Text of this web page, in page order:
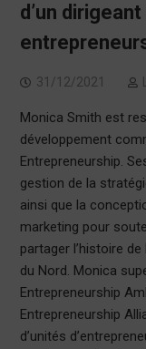
d’un
31/12/2021
Monica Smith est
développement
Entrepreneurship.
gestion de la
ainsi que la
marketing pour
partager l’histoire de
du Nord. Monica
Entrepreneurship
Entrepreneurship
d’unités